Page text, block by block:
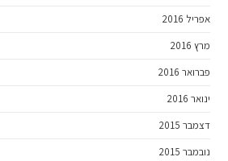
אפריל 2016
מרץ 2016
פברואר 2016
ינואר 2016
דצמבר 2015
נובמבר 2015